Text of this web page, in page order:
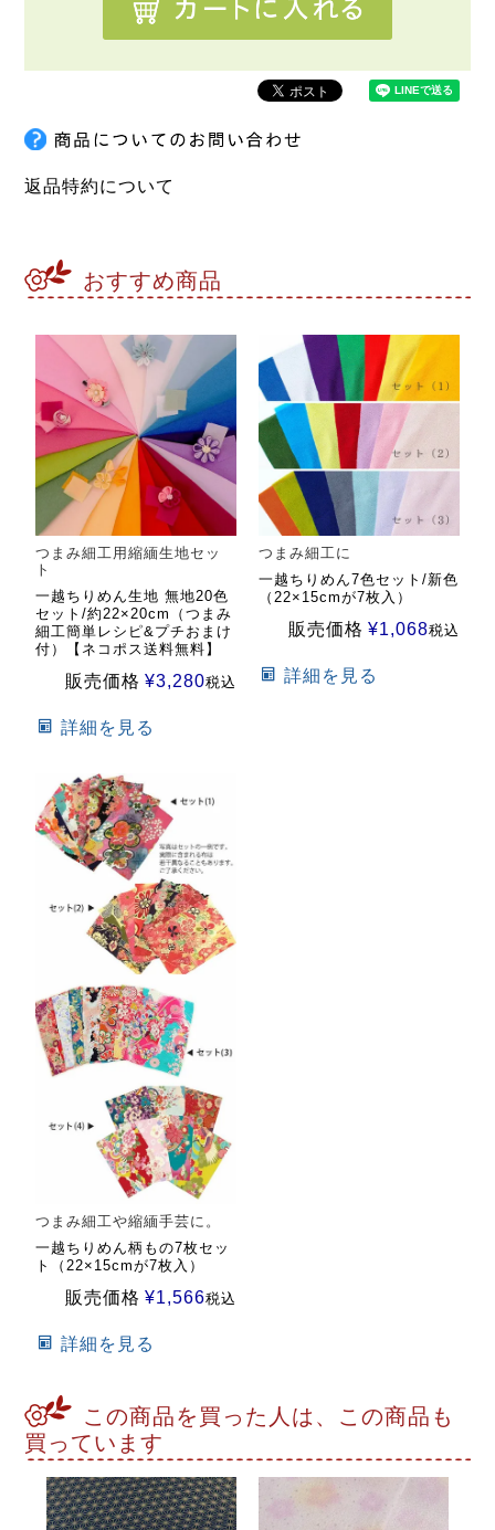
返品特約について
おすすめ商品
つまみ細工用縮緬生地セッ
ト
一越ちりめん生地 無地20色
セット/約22×20cm（つまみ
細工簡単レシピ&プチおまけ
付）【ネコポス送料無料】
販売価格 ¥3,280税込
詳細を見る
つまみ細工に
一越ちりめん7色セット/新色
（22×15cmが7枚入）
販売価格 ¥1,068税込
詳細を見る
つまみ細工や縮緬手芸に。
一越ちりめん柄もの7枚セッ
ト（22×15cmが7枚入）
販売価格 ¥1,566税込
詳細を見る
この商品を買った人は、この商品も
買っています